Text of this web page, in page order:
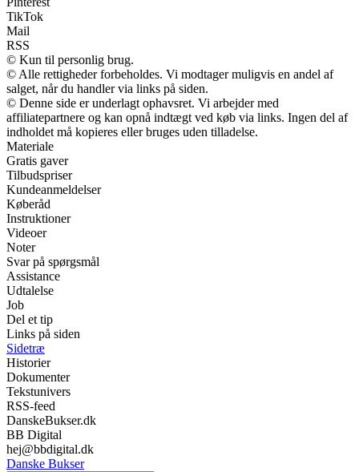
TikTok
Mail
RSS
© Kun til personlig brug.
© Alle rettigheder forbeholdes. Vi modtager muligvis en andel af
salget, når du handler via links på siden.
© Denne side er underlagt ophavsret. Vi arbejder med
affiliatepartnere og kan opnå indtægt ved køb via links. Ingen del af
indholdet må kopieres eller bruges uden tilladelse.
Materiale
Gratis gaver
Tilbudspriser
Kundeanmeldelser
Køberåd
Instruktioner
Videoer
Noter
Svar på spørgsmål
Assistance
Udtalelse
Job
Del et tip
Links på siden
Sidetræ
Historier
Dokumenter
Tekstunivers
RSS-feed
DanskeBukser.dk
BB Digital
hej@bbdigital.dk
Danske Bukser